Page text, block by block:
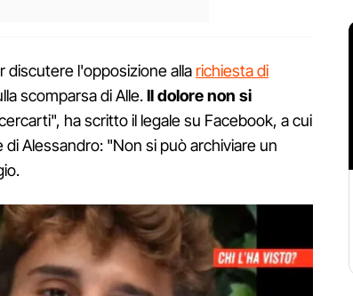
discutere l'opposizione alla richiesta di
scomparsa di Alle.Il dolore non si
ha scritto il legale su Facebook, a cui
Alessandro: "Non si può archiviare un